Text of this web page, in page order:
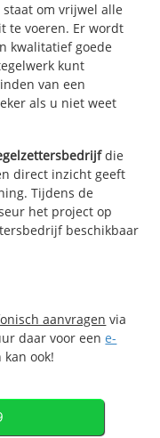
om vrijwel alle
te voeren. Er wordt
kwalitatief goede
kunt
van een
als u niet weet
die
direct inzicht geeft
Tijdens de
het project op
beschikbaar
aanvragen via
daar voor eene-
ook!